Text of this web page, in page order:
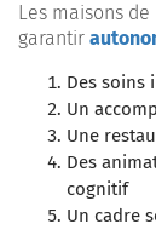
Les maisons
garantir
Des soins
Un
Une
Des
cognitif
Un cadre